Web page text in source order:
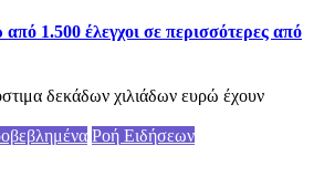
1.500 έλεγχοι σε περισσότερες από
δεκάδων χιλιάδων ευρώ έχουν
Ροή Ειδήσεων